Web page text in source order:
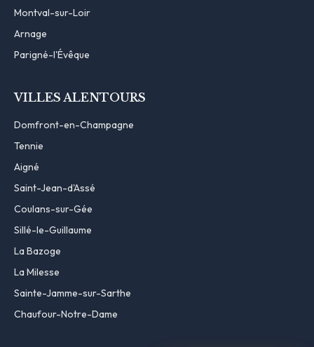
Montval-sur-Loir
Arnage
Parigné-l'Évêque
VILLES ALENTOURS
Domfront-en-Champagne
Tennie
Aigné
Saint-Jean-d'Assé
Coulans-sur-Gée
Sillé-le-Guillaume
La Bazoge
La Milesse
Sainte-Jamme-sur-Sarthe
Chaufour-Notre-Dame